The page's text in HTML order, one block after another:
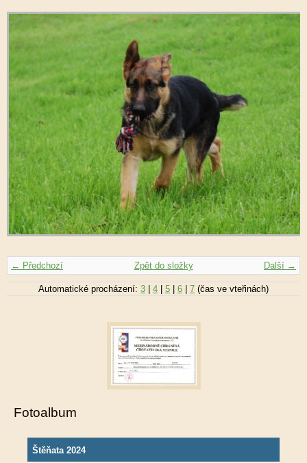
← Předchozí Další →
Zpět do složky
Automatické procházení: 3 4 5 6 7 (čas ve vteřinách)
Fotoalbum
Štěňata 2024